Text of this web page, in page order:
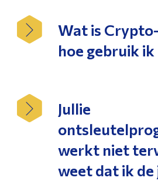
Wat is
hoe gebruik ik
Jullie
werkt niet
weet dat ik de